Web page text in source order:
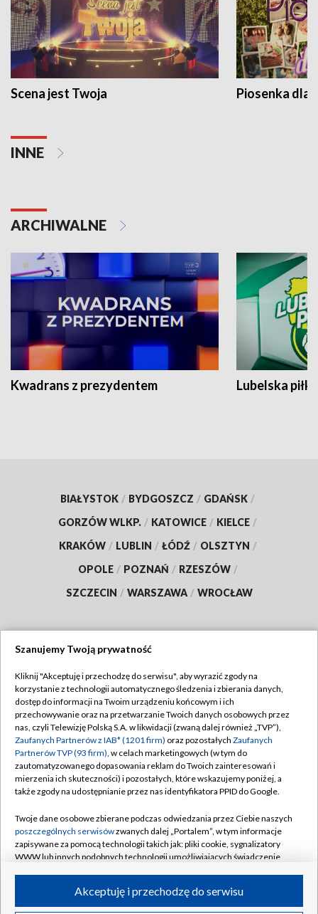
Scena jest Twoja Piosenka dla
INNE
ARCHIWALNE
Kwadrans z prezydentem Lubelska piłka
BIAŁYSTOK / BYDGOSZCZ / GDAŃSK /
GORZÓW WLKP. / KATOWICE / KIELCE /
KRAKÓW / LUBLIN / ŁÓDŹ / OLSZTYN /
OPOLE / POZNAŃ / RZESZÓW /
SZCZECIN / WARSZAWA / WROCŁAW
TVP
Abonament TVP
Emisja w TVP
Centrum informacji TVP
Naziemna Telewizja Cyfrowa
Rada Programowa
System NOS
Informacje o nadawcy
Program dla prasy
Regulamin TVP
Polityka prywatności
Moje zgody
Pomoc
Kontakt
Kanały
Szanujemy Twoją prywatność
Kliknij "Akceptuję i przechodzę do serwisu", aby wyrazić zgody na
korzystanie z technologii automatycznego śledzenia i zbierania danych,
dostęp do informacji na Twoim urządzeniu końcowym i ich
przechowywanie oraz na przetwarzanie Twoich danych osobowych przez
nas, czyli Telewizję Polską S.A. w likwidacji (zwaną dalej również „TVP”),
Zaufanych Partnerów z IAB* (1201 firm) oraz pozostałych Zaufanych
Partnerów TVP (93 firm), w celach marketingowych (w tym do
zautomatyzowanego dopasowania reklam do Twoich zainteresowań i
mierzenia ich skuteczności) i pozostałych, które wskazujemy poniżej, a
także zgody na udostępnianie przez nas identyfikatora PPID do Google.
Twoje dane osobowe zbierane podczas odwiedzania przez Ciebie naszych
poszczególnych serwisówzwanych dalej „Portalem”, w tym informacje
zapisywane za pomocą technologii takich jak: pliki cookie, sygnalizatory
WWW lub innych podobnych technologii umożliwiających świadczenie
ruchu w Internecie.Akceptuję i przechodzę do serwisu